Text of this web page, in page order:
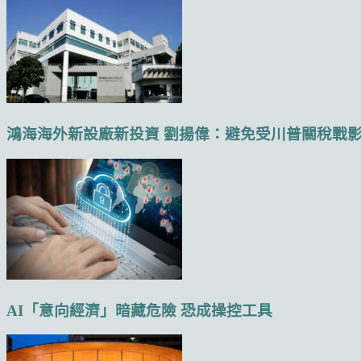
鴻海海外新設廠新投資 劉揚偉：避免受川普關稅戰
AI「意向經濟」暗藏危險 恐成操控工具